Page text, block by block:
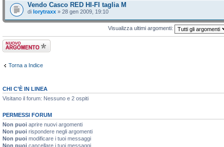
Vendo Casco RED HI-FI taglia M
di lorytraxx » 28 gen 2009, 19:10
Visualizza ultimi argomenti:
Scrivi un nuovo
argomento
Torna a Indice
CHI C’È IN LINEA
Visitano il forum: Nessuno e 2 ospiti
PERMESSI FORUM
Non puoi aprire nuovi argomenti
Non puoi rispondere negli argomenti
Non puoi modificare i tuoi messaggi
Non puoi cancellare i tuoi messaggi